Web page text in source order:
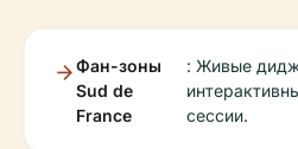
Фан-зоны
Sud de
France
: Живые
сессии.